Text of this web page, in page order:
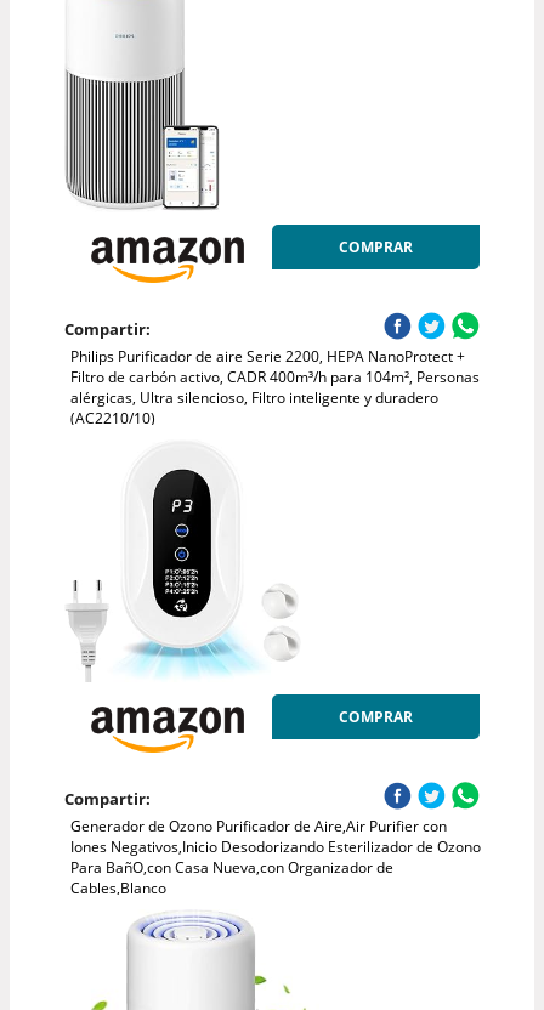
COMPRAR
Compartir:
Philips Purificador de aire Serie 2200, HEPA NanoProtect +
Filtro de carbón activo, CADR 400m³/h para 104m², Personas
alérgicas, Ultra silencioso, Filtro inteligente y duradero
(AC2210/10)
COMPRAR
Compartir:
Generador de Ozono Purificador de Aire,Air Purifier con
Iones Negativos,Inicio Desodorizando Esterilizador de Ozono
Para BañO,con Casa Nueva,con Organizador de
Cables,Blanco